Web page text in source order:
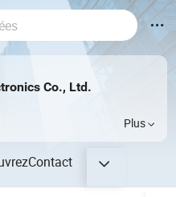
Co., Ltd.
Plus
Contact